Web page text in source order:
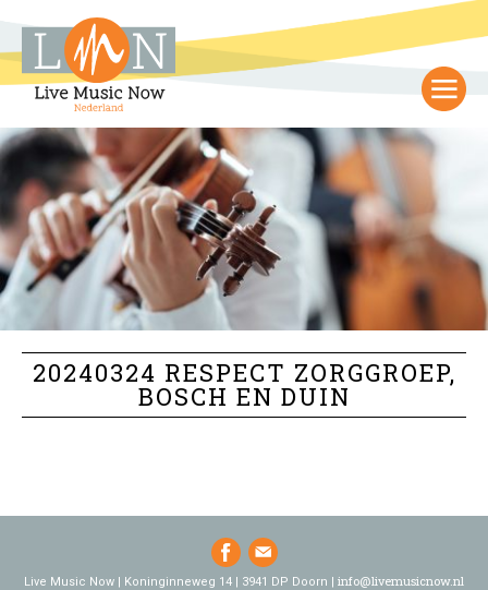
20240324 RESPECT ZORGGROEP,
BOSCH EN DUIN
Live Music Now | Koninginneweg 14 | 3941 DP Doorn | info@livemusicnow.nl